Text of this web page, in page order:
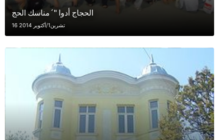
الحجاج أدوا "´مناسك الحج
16 تشرين1/أكتوير 2014